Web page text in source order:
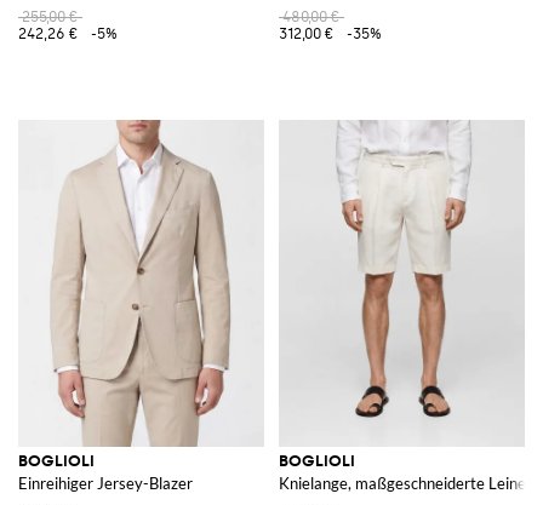
255,00 €
242,26 €
-5%
480,00 €
312,00 €
-35%
BOGLIOLI
Einreihiger Jersey-Blazer
BOGLIOLI
Knielange, maßgeschneiderte